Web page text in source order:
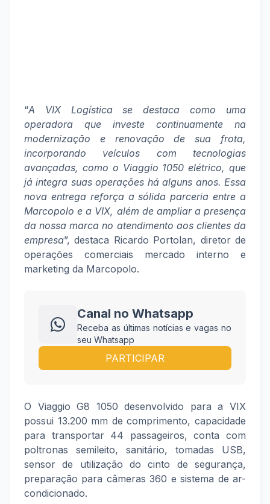
“A VIX Logística se destaca como uma
operadora que investe continuamente na
modernização e renovação de sua frota,
incorporando veículos com tecnologias
avançadas, como o Viaggio 1050 elétrico, que
já integra suas operações há alguns anos. Essa
nova entrega reforça a sólida parceria entre a
Marcopolo e a VIX, além de ampliar a presença
da nossa marca no atendimento aos clientes da
empresa”, destaca Ricardo Portolan, diretor de
operações comerciais mercado interno e
marketing da Marcopolo.
Canal no Whatsapp
Receba as últimas notícias e vagas no
seu Whatsapp
PARTICIPAR
O Viaggio G8 1050 desenvolvido para a VIX
possui 13.200 mm de comprimento, capacidade
para transportar 44 passageiros, conta com
poltronas semileito, sanitário, tomadas USB,
sensor de utilização do cinto de segurança,
preparação para câmeras 360 e sistema de ar-
condicionado.